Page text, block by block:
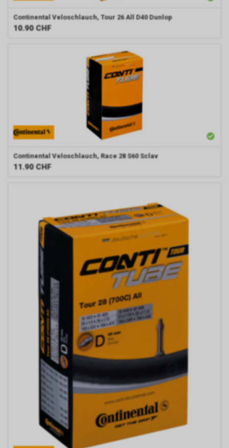
Continental Veloschlauch, Tour 26 All D40 Dunlop
10.90 CHF
Continental Veloschlauch, Race 28 S60 Sclav
11.90 CHF